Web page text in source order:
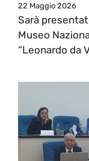
22 Maggio 2026
Sarà
Museo
“Leonardo da